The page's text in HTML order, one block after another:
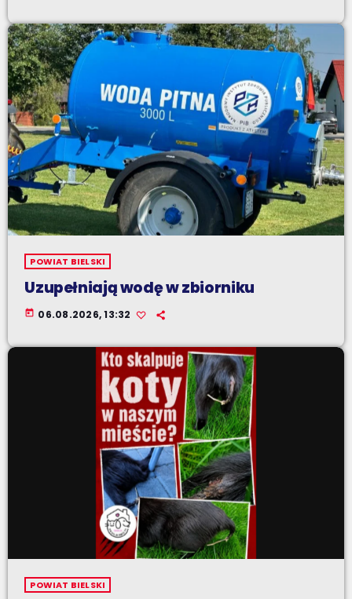
POWIAT BIELSKI
Uzupełniają wodę w zbiorniku
today 06.08.2026, 13:32
POWIAT BIELSKI